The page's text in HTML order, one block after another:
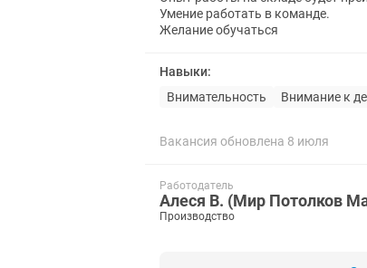
Умение работать в команде.
Желание обучаться
Навыки:
Внимательность
Внимание к
Вакансия обновлена 8 июля
Работодатель
Алеся В. (Мир Потолков
Производство